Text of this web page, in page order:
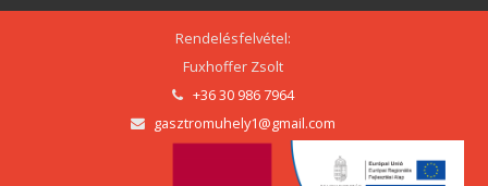
Rendelésfelvétel:
Fuxhoffer Zsolt
+36 30 986 7964
gasztromuhely1@gmail.com